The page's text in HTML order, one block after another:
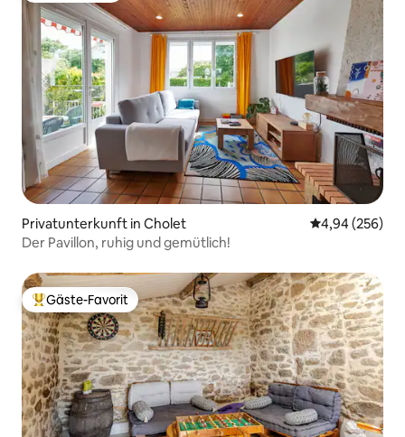
Privatunterkunft in Cholet
4,94 (256)
Der Pavillon, ruhig und gemütlich!
Beliebter Gäste-Favorit.
Gäste-Favorit